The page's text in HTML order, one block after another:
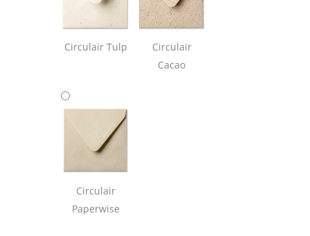
Circulair Tulp
Circulair
Cacao
Circulair
Paperwise